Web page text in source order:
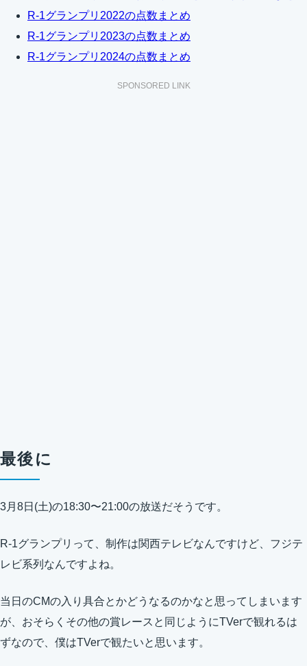
R-1グランプリ2022の点数まとめ
R-1グランプリ2023の点数まとめ
R-1グランプリ2024の点数まとめ
SPONSORED LINK
最後に
3月8日(土)の18:30〜21:00の放送だそうです。
R-1グランプリって、制作は関西テレビなんですけど、フジテ
レビ系列なんですよね。
当日のCMの入り具合とかどうなるのかなと思ってしまいます
が、おそらくその他の賞レースと同じようにTVerで観れるは
ずなので、僕はTVerで観たいと思います。